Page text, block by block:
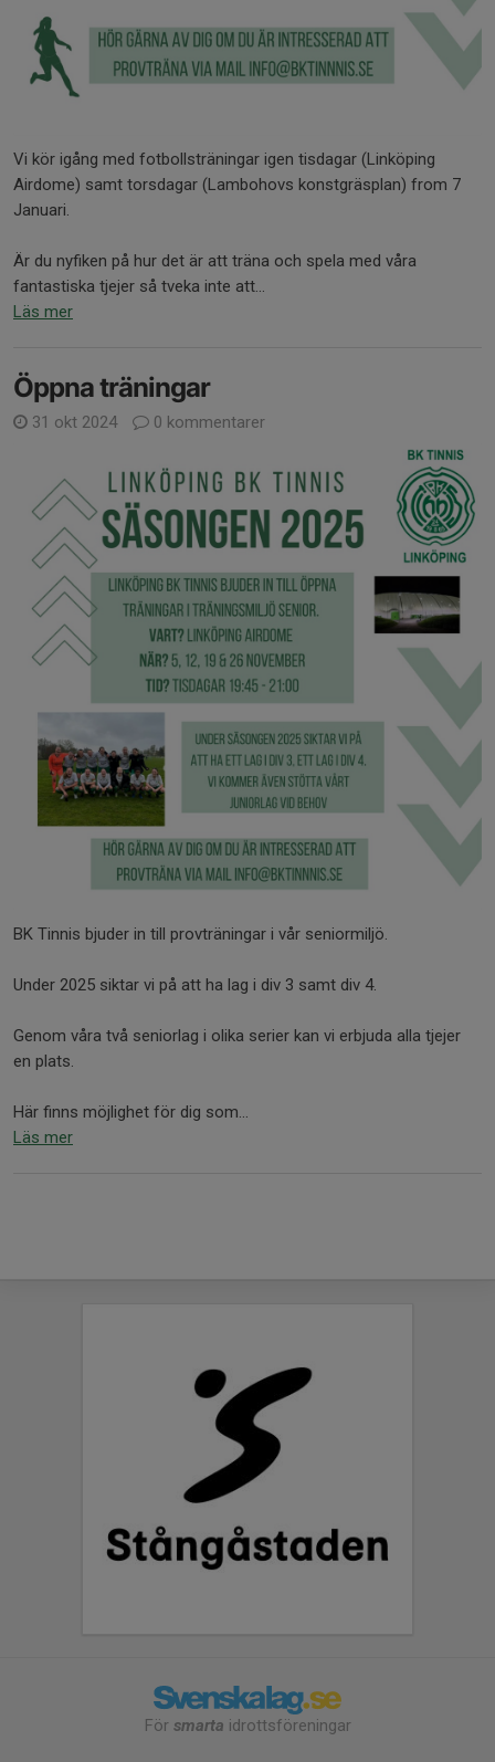
Vi kör igång med fotbollsträningar igen tisdagar (Linköping
Airdome) samt torsdagar (Lambohovs konstgräsplan) from 7
Januari.
Är du nyfiken på hur det är att träna och spela med våra
fantastiska tjejer så tveka inte att...
Läs mer
Öppna träningar
31 okt 2024 0 kommentarer
BK Tinnis bjuder in till provträningar i vår seniormiljö.
Under 2025 siktar vi på att ha lag i div 3 samt div 4.
Genom våra två seniorlag i olika serier kan vi erbjuda alla tjejer
en plats.
Här finns möjlighet för dig som...
Läs mer
För smarta idrottsföreningar